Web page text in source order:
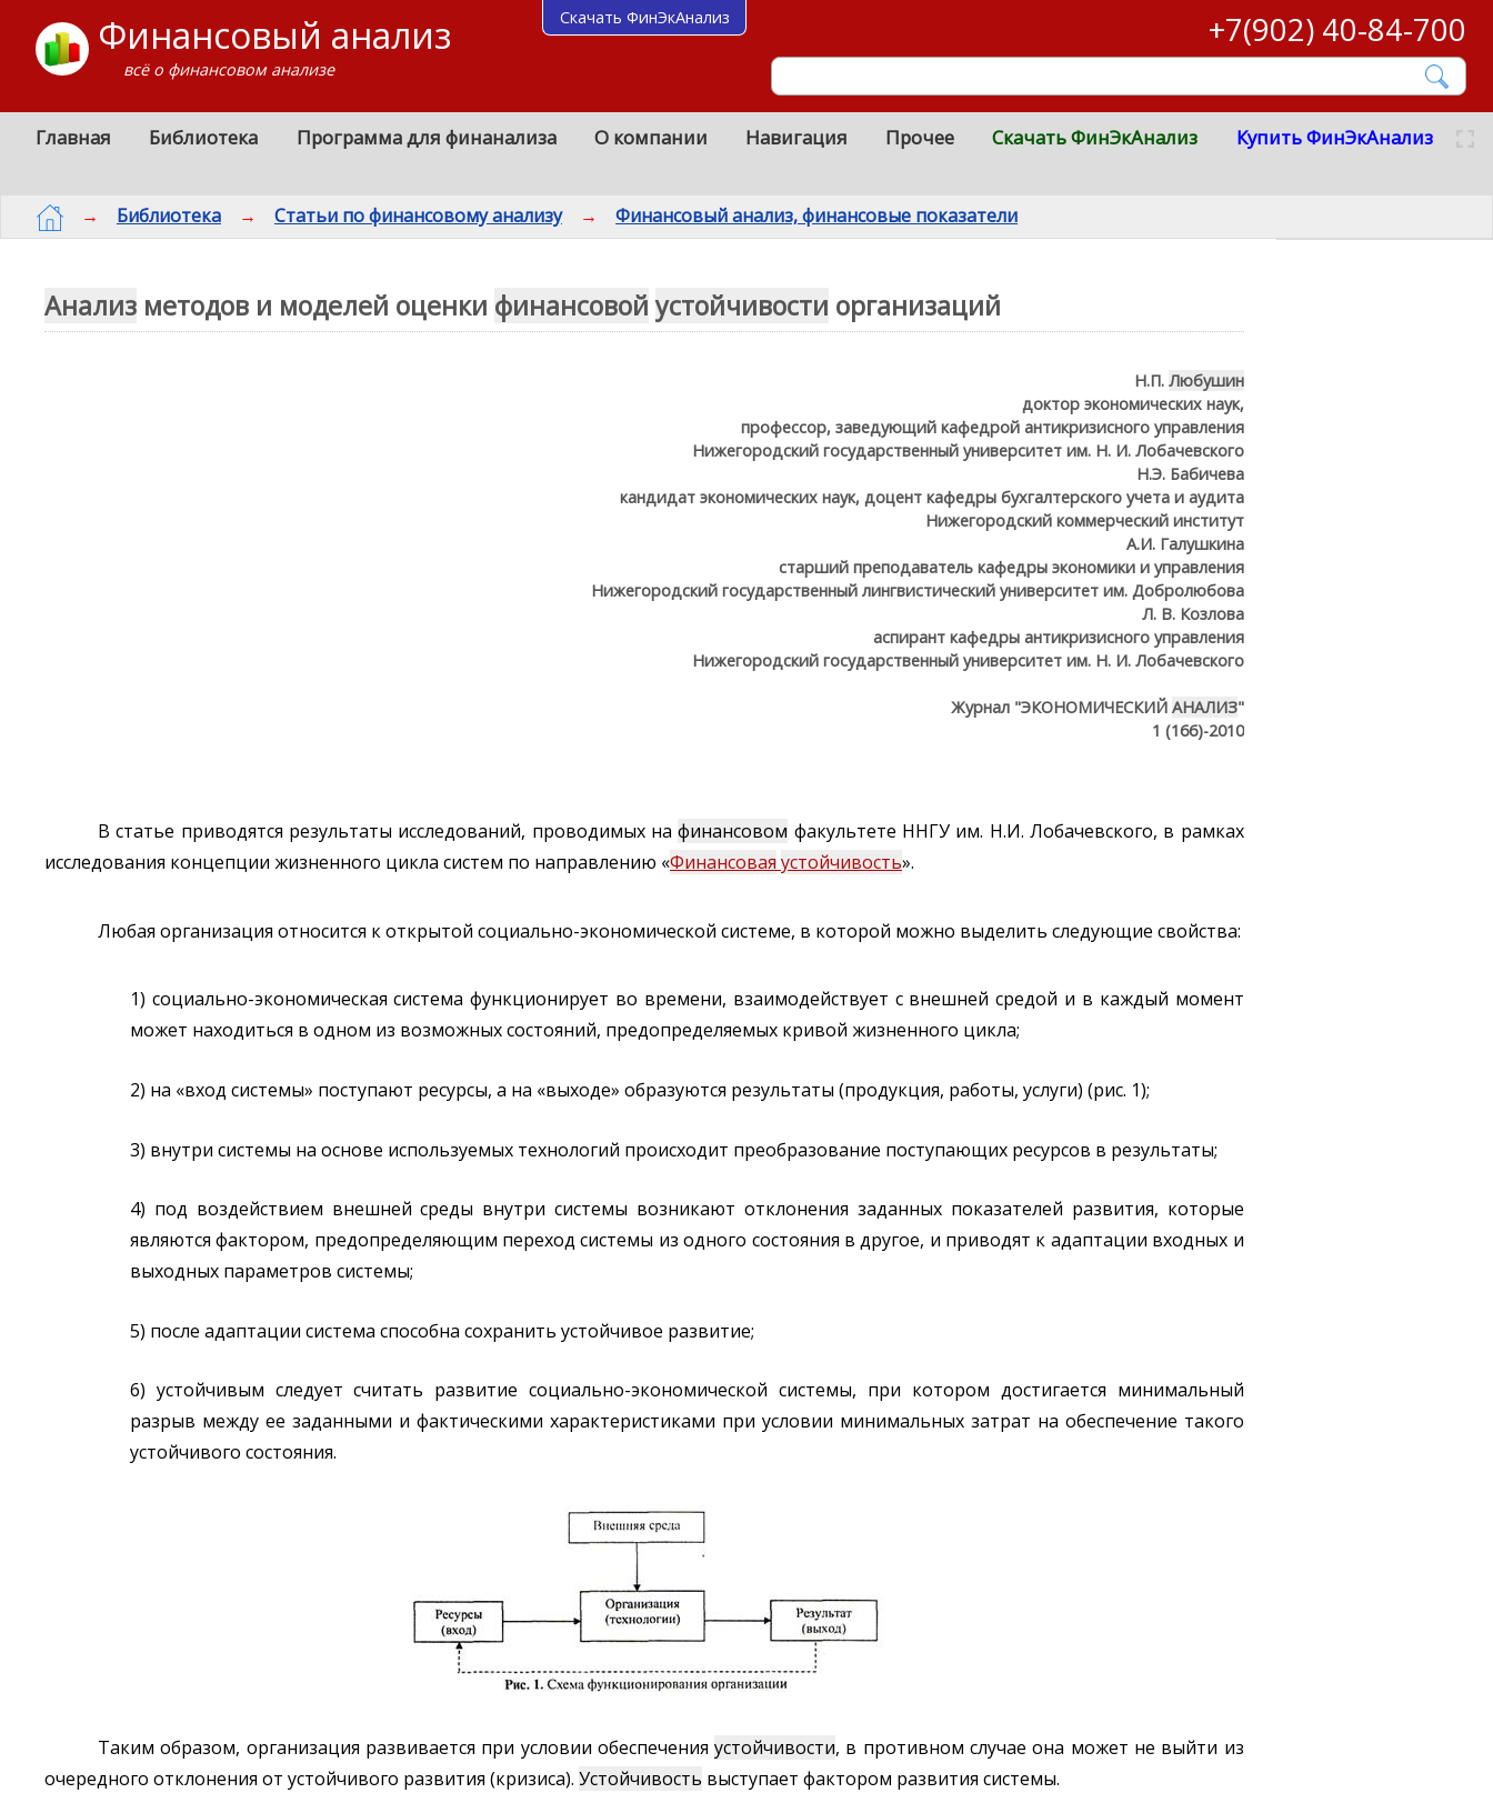
Финансовый анализ
всё о финансовом анализе
+7(902) 40-84-700
Главная Библиотека Программа для финанализа О компании Навигация Прочее Скачать ФинЭкАнализ Купить ФинЭкАнализ
→ Библиотека → Статьи по финансовому анализу → Финансовый анализ, финансовые показатели
Анализ методов и моделей оценки финансовой устойчивости организаций
Н.П. Любушин
доктор экономических наук,
профессор, заведующий кафедрой антикризисного управления
Нижегородский государственный университет им. Н. И. Лобачевского
Н.Э. Бабичева
кандидат экономических наук, доцент кафедры бухгалтерского учета и аудита
Нижегородский коммерческий институт
А.И. Галушкина
старший преподаватель кафедры экономики и управления
Нижегородский государственный лингвистический университет им. Добролюбова
Л. В. Козлова
аспирант кафедры антикризисного управления
Нижегородский государственный университет им. Н. И. Лобачевского
Журнал "ЭКОНОМИЧЕСКИЙ АНАЛИЗ"
1 (166)-2010
В статье приводятся результаты исследований, проводимых нафинансовом факультете ННГУ им. Н.И. Лобачевского, в рамках
исследования концепции жизненного цикла систем по направлению «Финансовая устойчивость».
Любая организация относится к открытой социально-экономической системе, в которой можно выделить следующие свойства:
1) социально-экономическая система функционирует во времени, взаимодействует с внешней средой и в каждый момент
может находиться в одном из возможных состояний, предопределяемых кривой жизненного цикла;
2) на «вход системы» поступают ресурсы, а на «выходе» образуются результаты (продукция, работы, услуги) (рис. 1);
3) внутри системы на основе используемых технологий происходит преобразование поступающих ресурсов в результаты;
4) под воздействием внешней среды внутри системы возникают отклонения заданных показателей развития, которые
являются фактором, предопределяющим переход системы из одного состояния в другое, и приводят к адаптации входных и
выходных параметров системы;
5) после адаптации система способна сохранить устойчивое развитие;
6) устойчивым следует считать развитие социально-экономической системы, при котором достигается минимальный
разрыв между ее заданными и фактическими характеристиками при условии минимальных затрат на обеспечение такого
устойчивого состояния.
Таким образом, организация развивается при условии обеспеченияустойчивости, в противном случае она может не выйти из
очередного отклонения от устойчивого развития (кризиса). Устойчивость выступает фактором развития системы.
Скачать ФинЭкАнализ